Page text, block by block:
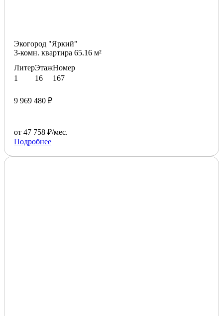
Экогород "Яркий"
3-комн. квартира 65.16 м²
Литер
1
Этаж
16
Номер
167
9 969 480 ₽
от 47 758 ₽/мес.
Подробнее